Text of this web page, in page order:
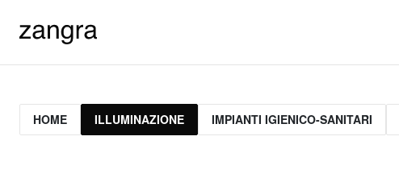
HOME ILLUMINAZIONE IMPIANTI IGIENICO-SANITARI